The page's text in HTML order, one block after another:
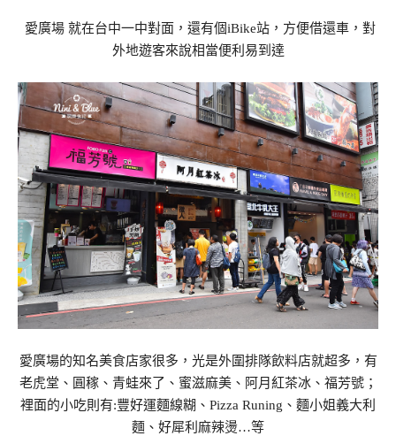
愛廣場 就在台中一中對面，還有個iBike站，方便借還車，對
外地遊客來說相當便利易到達
愛廣場的知名美食店家很多，光是外圍排隊飲料店就超多，有
老虎堂、圓稼、青蛙來了、蜜滋麻美、阿月紅茶冰、福芳號；
裡面的小吃則有:豐好運麵線糊、Pizza Runing、麵小姐義大利
麵、好犀利麻辣燙…等